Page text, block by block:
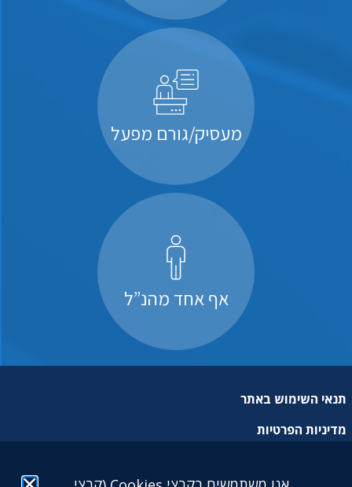
מעסיק/גורם מפעל
אף אחד מהנ”ל
תנאי השימוש באתר
מדיניות הפרטיות